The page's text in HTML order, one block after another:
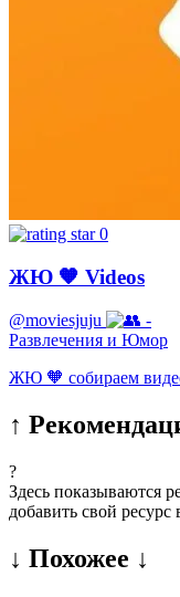
0
ЖЮ 🧡 Videos
@moviesjuju
-
Развлечения и Юмор
ЖЮ 🧡 собираем
↑
?
Здесь показываются
добавить свой
↓ Похожее ↓